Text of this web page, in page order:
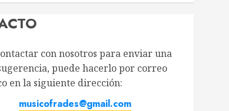
con nosotros para enviar una
puede hacerlo por correo
en la siguiente dirección:
musicofrades@gmail.com